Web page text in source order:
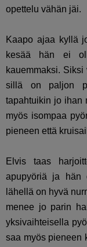
opettelu vähän jäi.
Kaapo ajaa kyllä
kesää hän ei
kauemmaksi.
sillä on paljon
tapahtuikin jo ihan
myös isompaa
pieneen että
Elvis taas
apupyöriä ja hän
lähellä on hyvä
menee jo parin
yksivaihteisella
saa myös pieneen